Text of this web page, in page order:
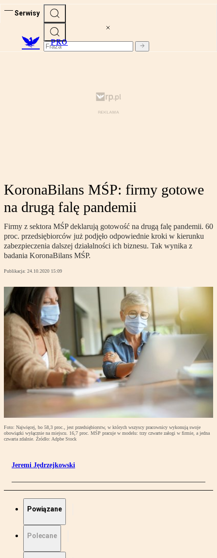
Serwisy
PRO
KoronaBilans MŚP: firmy gotowe
na drugą falę pandemii
Firmy z sektora MŚP deklarują gotowość na drugą falę pandemii. 60
proc. przedsiębiorców już podjęło odpowiednie kroki w kierunku
zabezpieczenia dalszej działalności ich biznesu. Tak wynika z
badania KoronaBilans MŚP.
Publikacja: 24.10.2020 15:09
Foto: Najwięcej, bo 58,3 proc., jest przedsiębiorstw, w których wszyscy pracownicy wykonują swoje
obowiązki wyłącznie na miejscu. 16,7 proc. MŚP pracuje w modelu: trzy czwarte załogi w firmie, a jedna
czwarta zdalnie. Źródło: Adpbe Stock
Jeremi Jędrzejkowski
Powiązane
Polecane